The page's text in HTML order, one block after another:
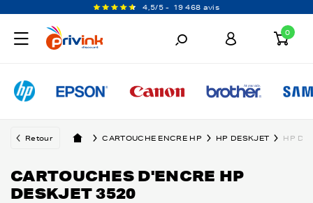
4,5/5 - 19 468 avis
0
Retour CARTOUCHE ENCRE HP HP DESKJET HP
CARTOUCHES D'ENCRE HP
DESKJET 3520